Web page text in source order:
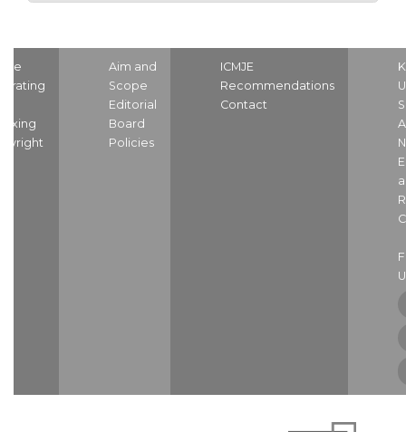
Aim and
Scope
Editorial
Board
Policies
ICMJE
Recommendations
Contact